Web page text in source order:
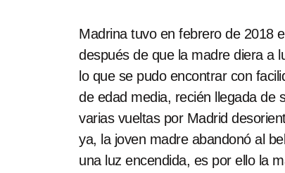
Madrina tuvo en febrero de 2018
después de que la madre diera a
lo que se pudo encontrar con
de edad media, recién llegada de
varias vueltas por Madrid
ya, la joven madre abandonó al
una luz encendida, es por ello la